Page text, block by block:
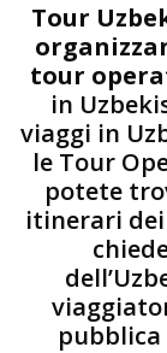
Tour
tour
in
viaggi in
le Tour
potete
itinerari